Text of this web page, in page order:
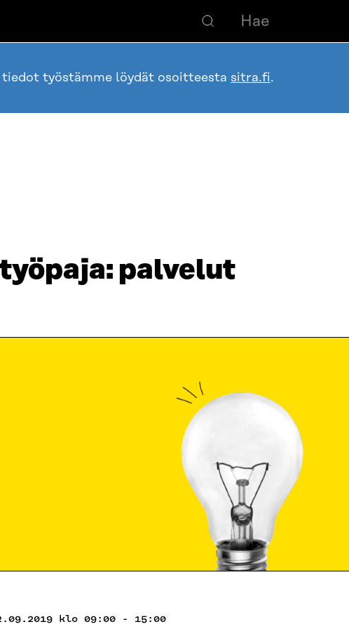
työstämme löydät osoitteesta sitra.fi.
palvelut
klo 09:00 - 15:00